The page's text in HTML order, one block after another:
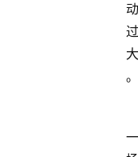
动
过
大
。
一